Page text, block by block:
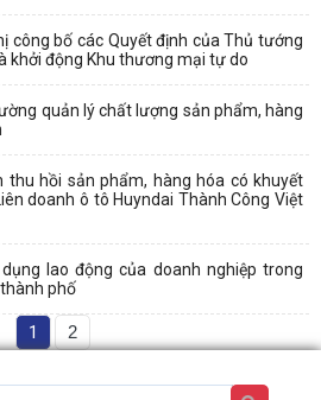
công bố các Quyết định của Thủ tướng
khởi động Khu thương mại tự do
quản lý chất lượng sản phẩm, hàng
thu hồi sản phẩm, hàng hóa có khuyết
doanh ô tô Huyndai Thành Công Việt
lao động của doanh nghiệp trong
phố
1 2